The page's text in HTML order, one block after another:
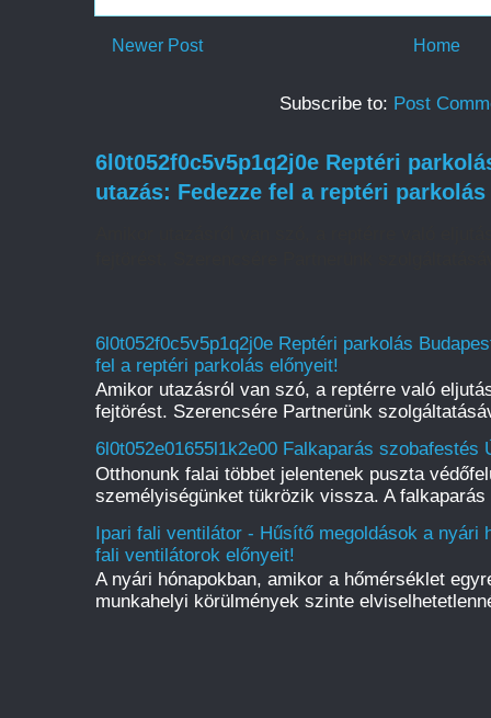
Newer Post Home
Subscribe to: Post
6l0t052f0c5v5p1q2j0e Reptéri
utazás: Fedezze fel a reptéri
6l0t052f0c5v5p1q2j0e Reptéri parkolás
fel a reptéri parkolás előnyeit!
Amikor utazásról van szó, a reptérre való
fejtörést. Szerencsére Partnerünk
6l0t052e01655l1k2e00 Falkaparás
Otthonunk falai többet jelentenek puszta
személyiségünket tükrözik vissza. A
Ipari fali ventilátor - Hűsítő megoldások a nyári
fali ventilátorok előnyeit!
A nyári hónapokban, amikor a hőmérséklet
munkahelyi körülmények szinte